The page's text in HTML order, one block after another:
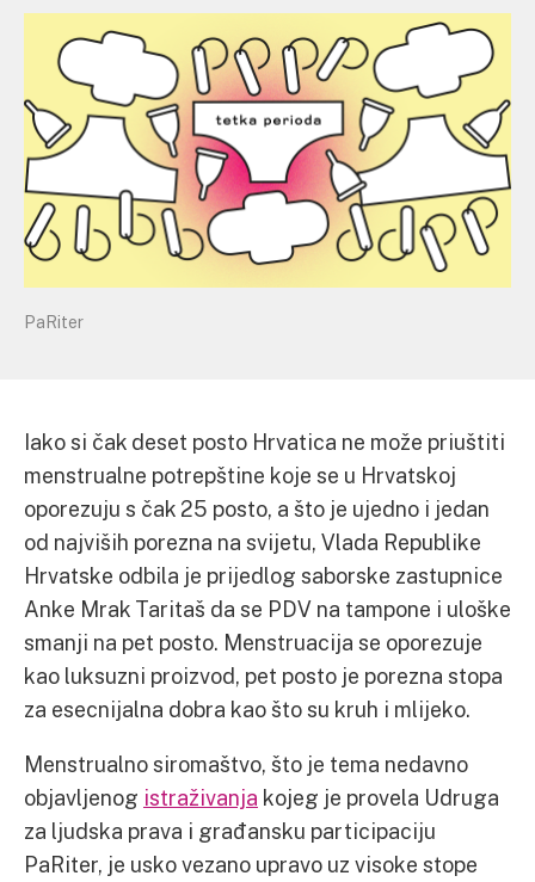
PaRiter
Iako si čak deset posto Hrvatica ne može priuštiti
menstrualne potrepštine koje se u Hrvatskoj
oporezuju s čak 25 posto, a što je ujedno i jedan
od najviših porezna na svijetu, Vlada Republike
Hrvatske odbila je prijedlog saborske zastupnice
Anke Mrak Taritaš da se PDV na tampone i uloške
smanji na pet posto. Menstruacija se oporezuje
kao luksuzni proizvod, pet posto je porezna stopa
za esecnijalna dobra kao što su kruh i mlijeko.
Menstrualno siromaštvo, što je tema nedavno
objavljenog istraživanja kojeg je provela Udruga
za ljudska prava i građansku participaciju
PaRiter, je usko vezano upravo uz visoke stope